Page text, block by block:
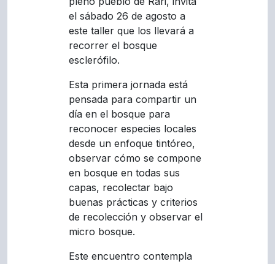
el sábado 26 de agosto a
este taller que los llevará a
recorrer el bosque
esclerófilo.
Esta primera jornada está
pensada para compartir un
día en el bosque para
reconocer especies locales
desde un enfoque tintóreo,
observar cómo se compone
en bosque en todas sus
capas, recolectar bajo
buenas prácticas y criterios
de recolección y observar el
micro bosque.
Este encuentro contempla